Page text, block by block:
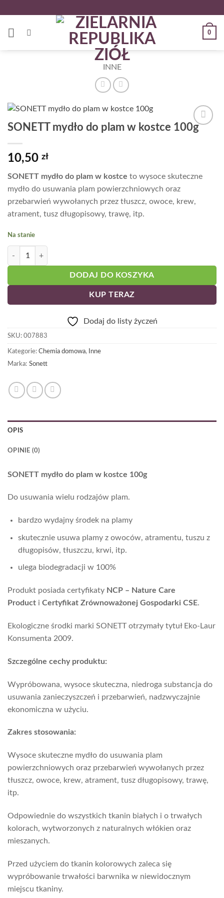
zawartości
0
INNE
Dodaj
SONETT mydło do plam w kostce 100g
10,50 zł
SONETT mydło do plam w kostce to wysoce skuteczne
mydło do usuwania plam powierzchniowych oraz
przebarwień wywołanych przez tłuszcz, owoce, krew,
atrament, tusz długopisowy, trawę, itp.
Na stanie
ilość SONETT mydło do plam w kostce 100g
DODAJ DO KOSZYKA
KUP TERAZ
Dodaj do listy życzeń
SKU: 007883
Kategorie: Chemia domowa, Inne
Marka: Sonett
OPIS
OPINIE (0)
SONETT mydło do plam w kostce 100g
Do usuwania wielu rodzajów plam.
bardzo wydajny środek na plamy
skutecznie usuwa plamy z owoców, atramentu, tuszu z
długopisów, tłuszczu, krwi, itp.
ulega biodegradacji w 100%
Produkt posiada certyfikaty NCP – Nature Care
Product i Certyfikat Zrównoważonej Gospodarki CSE.
Ekologiczne środki marki SONETT otrzymały tytuł Eko-Laur
Konsumenta 2009.
Szczególne cechy produktu:
Wypróbowana, wysoce skuteczna, niedroga substancja do
usuwania zanieczyszczeń i przebarwień, nadzwyczajnie
ekonomiczna w użyciu.
Zakres stosowania:
Wysoce skuteczne mydło do usuwania plam
powierzchniowych oraz przebarwień wywołanych przez
tłuszcz, owoce, krew, atrament, tusz długopisowy, trawę,
itp.
Odpowiednie do wszystkich tkanin białych i o trwałych
kolorach, wytworzonych z naturalnych włókien oraz
mieszanych.
Przed użyciem do tkanin kolorowych zaleca się
wypróbowanie trwałości barwnika w niewidocznym
miejscu tkaniny.